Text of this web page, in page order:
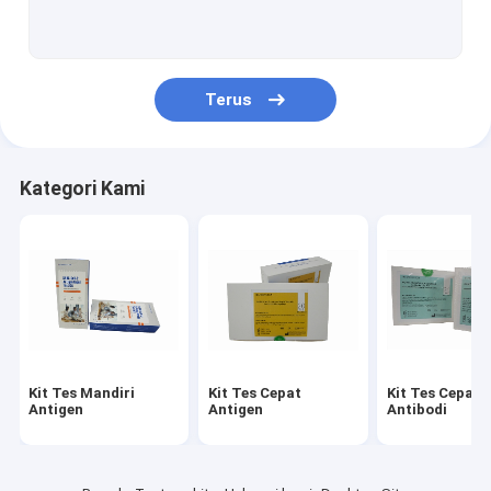
Tes Antibodi Antigen Dengue
Alat Tes PCR Monkeypox
Alat Tes Konsentrasi Sperma
Terus
Kategori Kami
Kit Tes Mandiri
Antigen
Kit Tes Cepat
Antigen
Kit Tes Cepat
Antibodi